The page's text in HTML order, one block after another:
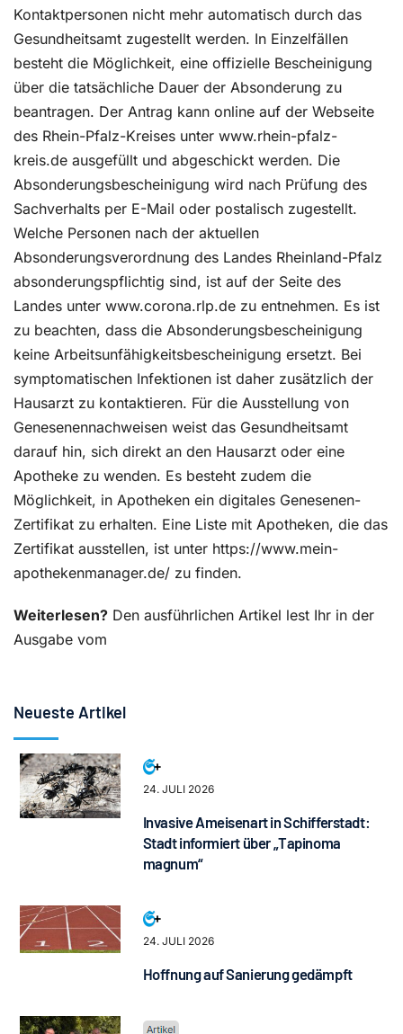
Kontaktpersonen nicht mehr automatisch durch das
Gesundheitsamt zugestellt werden. In Einzelfällen
besteht die Möglichkeit, eine offizielle Bescheinigung
über die tatsächliche Dauer der Absonderung zu
beantragen. Der Antrag kann online auf der Webseite
des Rhein-Pfalz-Kreises unter www.rhein-pfalz-
kreis.de ausgefüllt und abgeschickt werden. Die
Absonderungsbescheinigung wird nach Prüfung des
Sachverhalts per E-Mail oder postalisch zugestellt.
Welche Personen nach der aktuellen
Absonderungsverordnung des Landes Rheinland-Pfalz
absonderungspflichtig sind, ist auf der Seite des
Landes unter www.corona.rlp.de zu entnehmen. Es ist
zu beachten, dass die Absonderungsbescheinigung
keine Arbeitsunfähigkeitsbescheinigung ersetzt. Bei
symptomatischen Infektionen ist daher zusätzlich der
Hausarzt zu kontaktieren. Für die Ausstellung von
Genesenennachweisen weist das Gesundheitsamt
darauf hin, sich direkt an den Hausarzt oder eine
Apotheke zu wenden. Es besteht zudem die
Möglichkeit, in Apotheken ein digitales Genesenen-
Zertifikat zu erhalten. Eine Liste mit Apotheken, die das
Zertifikat ausstellen, ist unter https://www.mein-
apothekenmanager.de/ zu finden.
Weiterlesen? Den ausführlichen Artikel lest Ihr in der
Ausgabe vom
Neueste Artikel
24. JULI 2026
Invasive Ameisenart in Schifferstadt:
Stadt informiert über „Tapinoma
magnum“
24. JULI 2026
Hoffnung auf Sanierung gedämpft